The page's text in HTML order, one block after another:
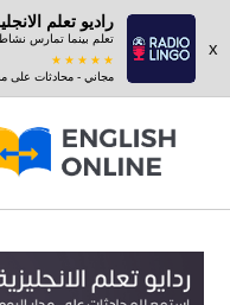
x
راديو تعلم
تعلم بينما تمارس
مجاني - محادثات على